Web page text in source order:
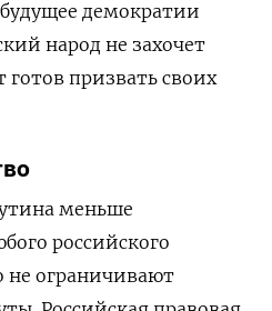
демократии
народ не захочет
призвать своих
меньше
российского
не ограничивают